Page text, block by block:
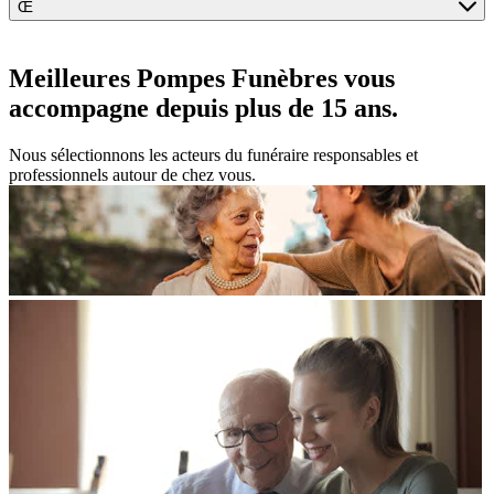
Œ
Meilleures Pompes Funèbres vous
accompagne depuis plus de 15 ans.
Nous sélectionnons les acteurs du funéraire responsables et
professionnels autour de chez vous.